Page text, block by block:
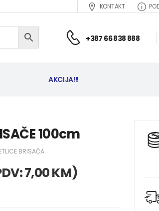
KONTAKT
+387 66 838 888
AKCIJA!!!
100cm
BRISAČA
7,00KM)